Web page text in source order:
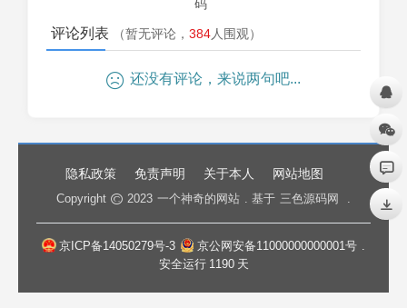
评论列表 （暂无评论， 384人围观）
还没有评论，来说两句吧...
隐私政策 免责声明 关于本人 网站地图
Copyright 2023 一个神奇的网站 . 基于 三色源码网 .
京ICP备14050279号-3 京公网安备11000000000001号
安全运行 1190 天